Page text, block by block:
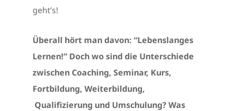
geht’s!
Überall hört man davon: “Lebenslanges
Lernen!” Doch wo sind die Unterschiede
zwischen Coaching, Seminar, Kurs,
Fortbildung, Weiterbildung,
Qualifizierung und Umschulung? Was